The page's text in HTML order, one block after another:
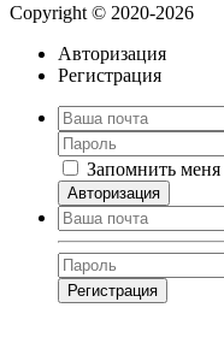
Copyright © 2020-2026
Авторизация
Регистрация
Запомнить меня
Авторизация
Регистрация